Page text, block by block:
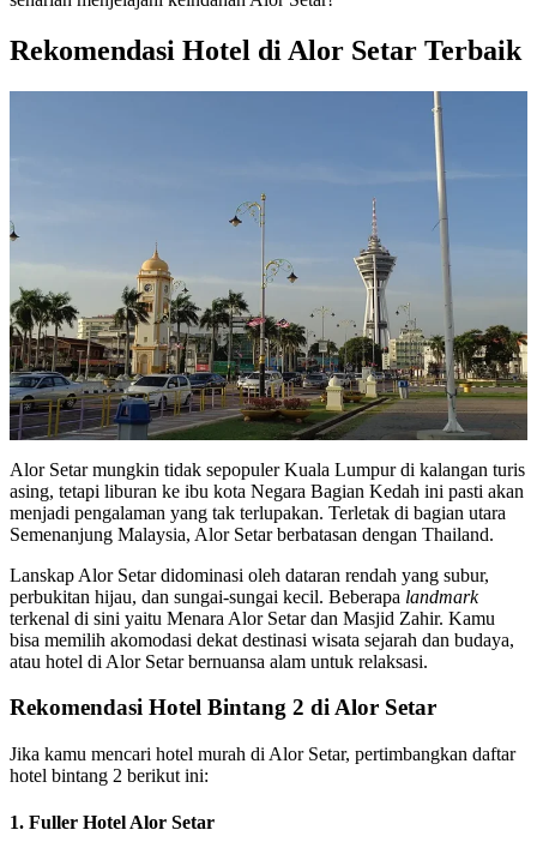
Rekomendasi Hotel di Alor Setar Terbaik
Alor Setar mungkin tidak sepopuler Kuala Lumpur di kalangan turis
asing, tetapi liburan ke ibu kota Negara Bagian Kedah ini pasti akan
menjadi pengalaman yang tak terlupakan. Terletak di bagian utara
Semenanjung Malaysia, Alor Setar berbatasan dengan Thailand.
Lanskap Alor Setar didominasi oleh dataran rendah yang subur,
perbukitan hijau, dan sungai-sungai kecil. Beberapa landmark
terkenal di sini yaitu Menara Alor Setar dan Masjid Zahir. Kamu
bisa memilih akomodasi dekat destinasi wisata sejarah dan budaya,
atau hotel di Alor Setar bernuansa alam untuk relaksasi.
Rekomendasi Hotel Bintang 2 di Alor Setar
Jika kamu mencari hotel murah di Alor Setar, pertimbangkan daftar
hotel bintang 2 berikut ini:
1. Fuller Hotel Alor Setar